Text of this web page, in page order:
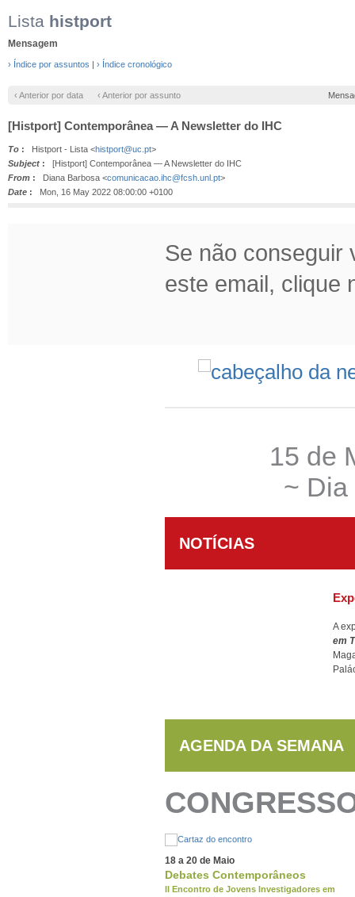
Lista histport
Mensagem
› Índice por assuntos | › Índice cronológico
‹ Anterior por data ‹ Anterior por assunto
[Histport] Contemporânea — A Newsletter do IHC
To : Histport - Lista <histport@uc.pt>
Subject : [Histport] Contemporânea — A Newsletter do IHC
From : Diana Barbosa <comunicacao.ihc@fcsh.unl.pt>
Date : Mon, 16 May 2022 08:00:00 +0100
Se não conseguir
este email, clique
15 de
~ Dia
NOTÍCIAS
A
em
AGENDA DA SEMANA
18 a 20 de Maio
Debates Contemporâneos
II Encontro de Jovens Investigadores em